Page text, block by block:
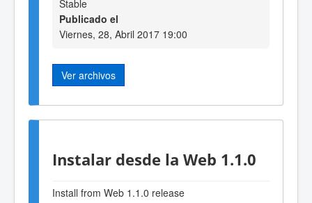
Stable
Publicado el
Viernes, 28, Abril 2017 19:00
Ver archivos
Instalar desde la Web 1.1.0
Install from Web 1.1.0 release